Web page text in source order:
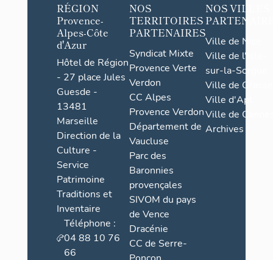
RÉGION
Provence-
Alpes-Côte
d'Azur
Hôtel de Région
- 27 place Jules
Guesde -
13481
Marseille
Direction de la
Culture -
Service
Patrimoine
Traditions et
Inventaire
Téléphone :
04 88 10 76
66
NOS
TERRITOIRES
PARTENAIRES
Syndicat Mixte
Provence Verte
Verdon
CC Alpes
Provence Verdon
Département de
Vaucluse
Parc des
Baronnies
provençales
SIVOM du pays
de Vence
Dracénie
CC de Serre-
NOS VILLES
Ville de Nice
Ville de l'Isle-
sur-la-Sorgue
Ville de Grasse
Ville d'Apt
Ville de
Archives